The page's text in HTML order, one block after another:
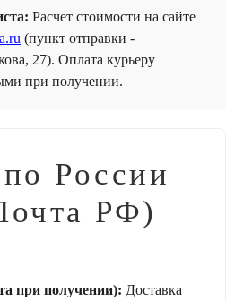
Расчет стоимости на сайте
(пункт отправки -
27). Оплата курьеру
при получении.
России
РФ)
при получении): Доставка